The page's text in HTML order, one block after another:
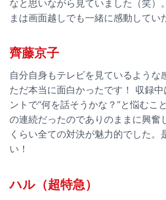
なと思いながら見ていました（笑）
まは画面越しでも一緒に感動してい
齊藤京子
自分自身もテレビを見ているような
ただ本当に面白かったです！ 収録
ントで“何を話そうかな？”と悩むこ
の連続だったのでありのままに興奮
くらい全ての対決が魅力的でした。
い！
ハル（超特急）